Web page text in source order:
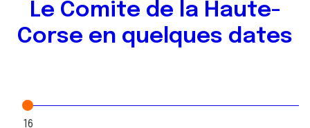
Le Comite de la Haute-
Corse en quelques dates
16